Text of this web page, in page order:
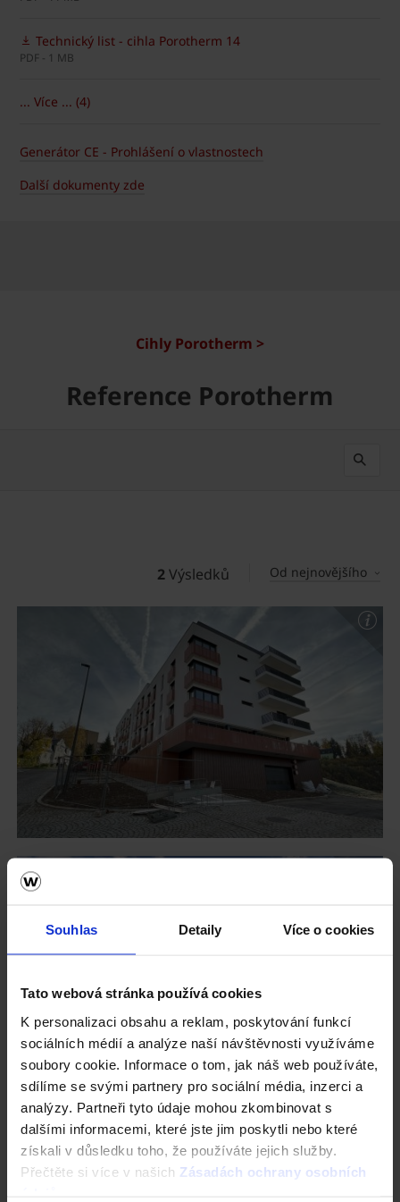
Souhlas Detaily Více o cookies
Tato webová stránka používá cookies
K personalizaci obsahu a reklam, poskytování funkcí
sociálních médií a analýze naší návštěvnosti využíváme
soubory cookie. Informace o tom, jak náš web používáte,
sdílíme se svými partnery pro sociální média, inzerci a
analýzy. Partneři tyto údaje mohou zkombinovat s
dalšími informacemi, které jste jim poskytli nebo které
získali v důsledku toho, že používáte jejich služby.
Přečtěte si více v našich Zásadách ochrany osobních
Technický list - cihla Porotherm 14
PDF - 1 MB
... Více ... (4)
Generátor CE - Prohlášení o vlastnostech
Další dokumenty zde
Cihly Porotherm >
Reference Porotherm
2Výsledků Od nejnovějšího